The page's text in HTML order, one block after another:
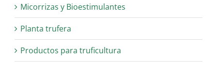
Micorrizas y Bioestimulantes
Planta trufera
Productos para truficultura